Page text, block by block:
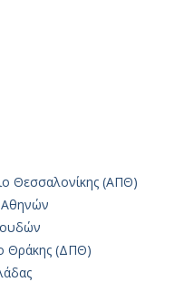
Θεσσαλονίκης (ΑΠΘ)
Αθηνών
Θράκης (ΔΠΘ)